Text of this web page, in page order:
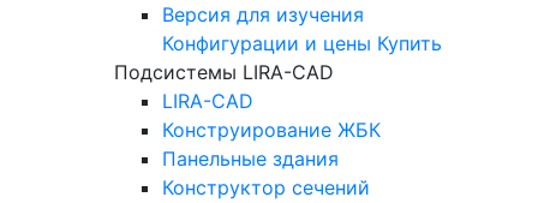
Версия для изучения
Конфигурации и цены Купить
Подсистемы LIRA-CAD
LIRA-CAD
Конструирование ЖБК
Панельные здания
Конструктор сечений